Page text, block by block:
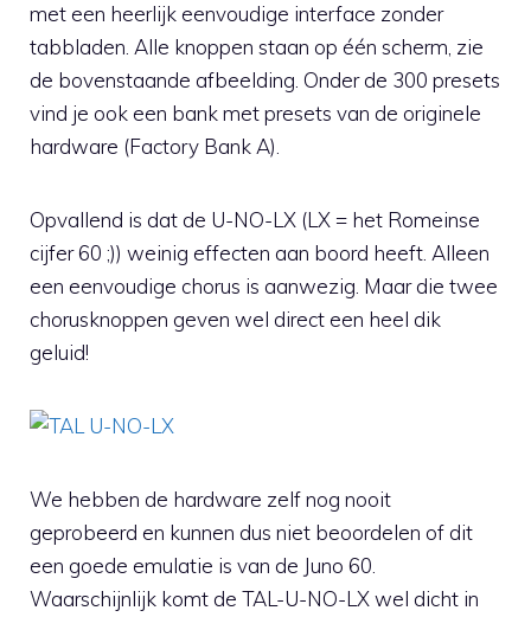
met een heerlijk eenvoudige interface zonder
tabbladen. Alle knoppen staan op één scherm, zie
de bovenstaande afbeelding. Onder de 300 presets
vind je ook een bank met presets van de originele
hardware (Factory Bank A).
Opvallend is dat de U-NO-LX (LX = het Romeinse
cijfer 60 ;)) weinig effecten aan boord heeft. Alleen
een eenvoudige chorus is aanwezig. Maar die twee
chorusknoppen geven wel direct een heel dik
geluid!
We hebben de hardware zelf nog nooit
geprobeerd en kunnen dus niet beoordelen of dit
een goede emulatie is van de Juno 60.
Waarschijnlijk komt de TAL-U-NO-LX wel dicht in